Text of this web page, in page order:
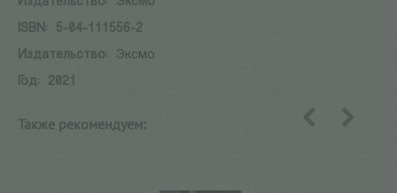
ISBN:
5-04-111556-2
Издательство:
Эксмо
Год:
2021
Также рекомендуем: